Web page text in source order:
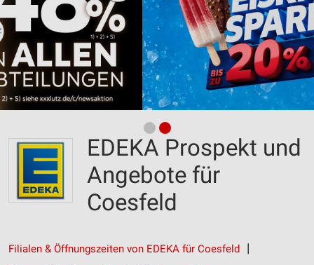
EDEKA Prospekt und
Angebote für
Coesfeld
Filialen & Öffnungszeiten von EDEKA für Coesfeld